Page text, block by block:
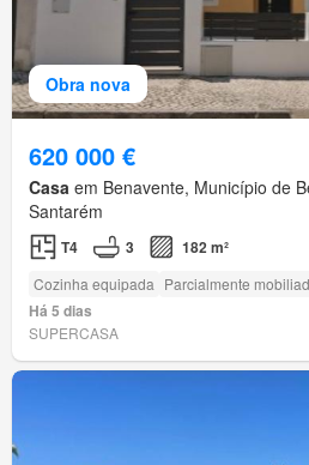
Obra nova
620 000 €
Casa em Benavente, Município de
Santarém
T4 3 182 m²
Cozinha equipada Parcialmente
Há 5 dias
SUPERCASA